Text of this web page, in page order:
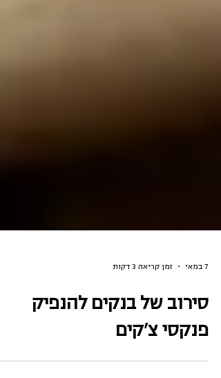
7 במאי זמן קריאה 3 דקות
סירוב של בנקים להנפיק
פנקסי צ'קים